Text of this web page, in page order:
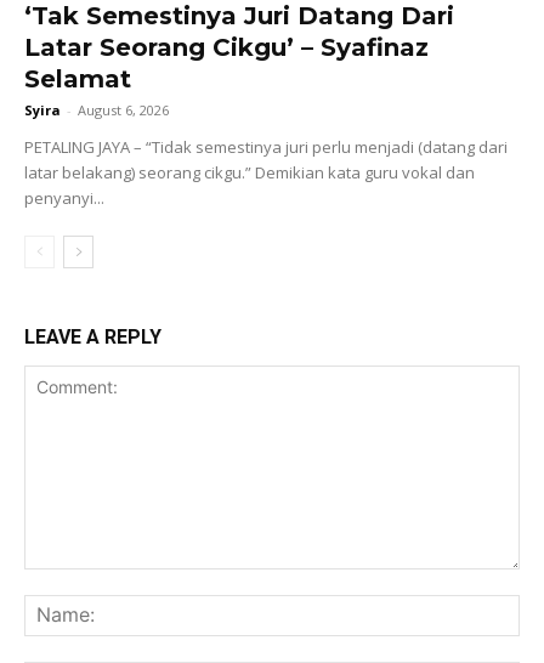
‘Tak Semestinya Juri Datang Dari
Latar Seorang Cikgu’ – Syafinaz
Selamat
Syira - August 6, 2026
PETALING JAYA – “Tidak semestinya juri perlu menjadi (datang dari
latar belakang) seorang cikgu.” Demikian kata guru vokal dan
penyanyi...
LEAVE A REPLY